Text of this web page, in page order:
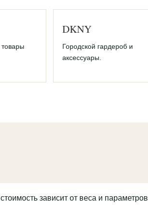
DKNY
Городской гардероб и
аксессуары.
зависит от веса и параметров